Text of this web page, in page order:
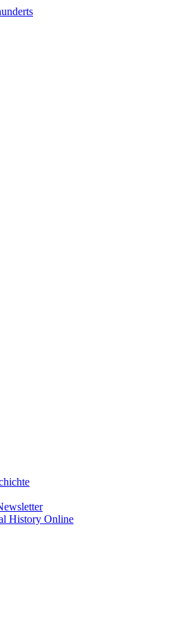
History Online